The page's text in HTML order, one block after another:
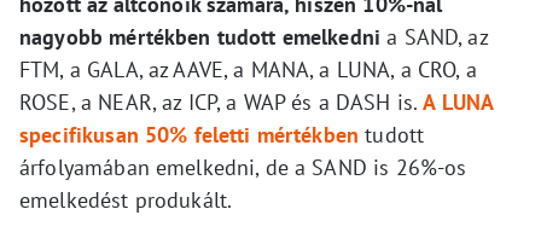
nagyobb mértékben tudott emelkedni a SAND, az
FTM, a GALA, az AAVE, a MANA, a LUNA, a CRO, a
ROSE, a NEAR, az ICP, a WAP és a DASH is.A LUNA
specifikusan 50% feletti mértékben tudott
árfolyamában emelkedni, de a SAND is 26%-os
emelkedést produkált.